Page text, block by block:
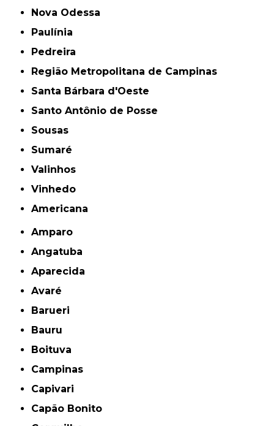
Nova Odessa
Paulínia
Pedreira
Região Metropolitana de Campinas
Santa Bárbara d'Oeste
Santo Antônio de Posse
Sousas
Sumaré
Valinhos
Vinhedo
americana
Amparo
Angatuba
Aparecida
Avaré
Barueri
Bauru
Boituva
Campinas
Capivari
Capão Bonito